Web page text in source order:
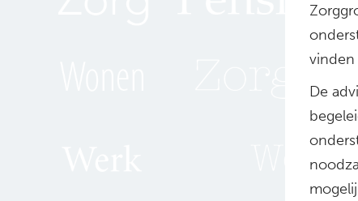
vinden
De